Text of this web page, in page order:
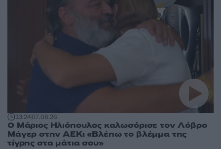
13:2407.08.26
Ο Μάριος Ηλιόπουλος καλωσόρισε τον Λόβρο
Μάγερ στην ΑΕΚ: «Βλέπω το βλέμμα της
τίγρης στα μάτια σου»